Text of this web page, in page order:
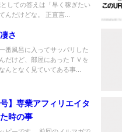
しての答えは「早く稼ぎたい
んだけどな。 正直言...
さ
番風呂に入ってサッパリした
だけど、部屋にあったＴＶを
んとなく見ていてある事...
】専業アフィリエイタ
時の事